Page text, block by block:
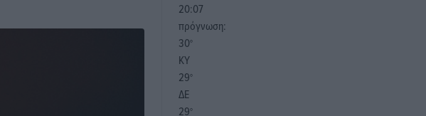
20:07
πρόγνωση:
30°
ΚΥ
29°
ΔΕ
29°